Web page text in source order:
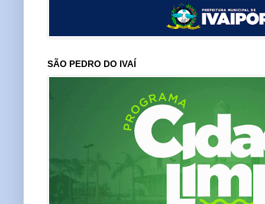
SÃO PEDRO DO IVAÍ